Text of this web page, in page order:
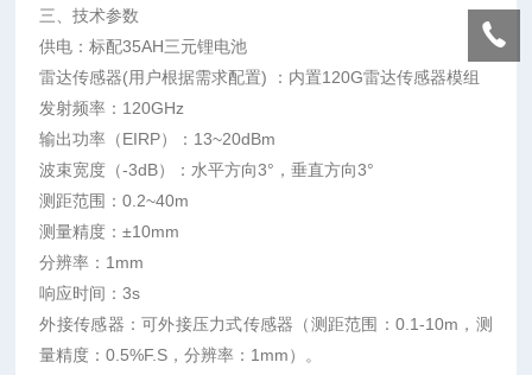
三、技术参数
供电：标配35AH三元锂电池
雷达传感器(用户根据需求配置) ：内置120G雷达传感器模组
发射频率：120GHz
输出功率（EIRP）：13~20dBm
波束宽度（-3dB）：水平方向3°，垂直方向3°
测距范围：0.2~40m
测量精度：±10mm
分辨率：1mm
响应时间：3s
外接传感器：可外接压力式传感器（测距范围：0.1-10m，测
量精度：0.5%F.S，分辨率：1mm）。